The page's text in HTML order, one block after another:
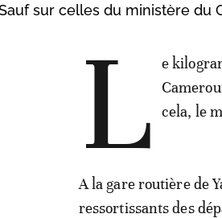
sur celles du ministère du
L
e
cela, le
A la gare routière de
ressortissants des